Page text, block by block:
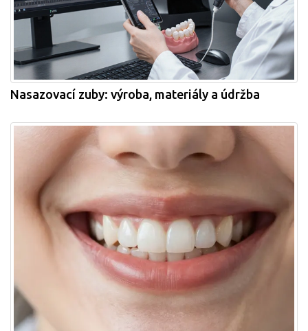
Nasazovací zuby: výroba, materiály a údržba